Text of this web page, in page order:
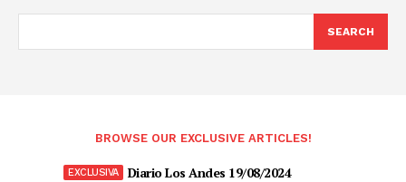
SEARCH
BROWSE OUR EXCLUSIVE ARTICLES!
Diario Los Andes 19/08/2024